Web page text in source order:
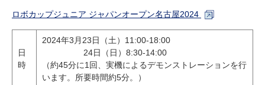
ロボカップジュニア ジャパンオープン名古屋2024
日
時
2024年3 月 23日（土） 11:00-18:00
24日（日） 8:30-14:00
（約45分に1回、実機によるデモンストレーションを行
います。所要時間約5分。）